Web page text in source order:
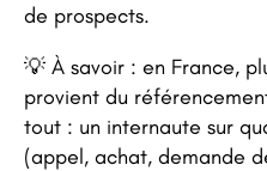
de prospects.
💡 À savoir : en France,
provient du
tout : un internaute sur
(appel, achat, demande